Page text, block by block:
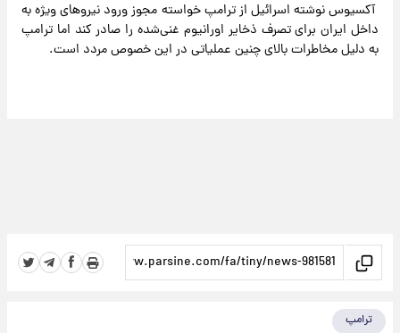
آکسیوس نوشته اسرائیل از ترامپ خواسته مجوز ورود نیروهای ویژه به
داخل ایران برای تصرف ذخایر اورانیوم غنی‌شده را صادر کند اما ترامپ
به دلیل مخاطرات بالای چنین عملیاتی در این خصوص مردد است.
ترامپ